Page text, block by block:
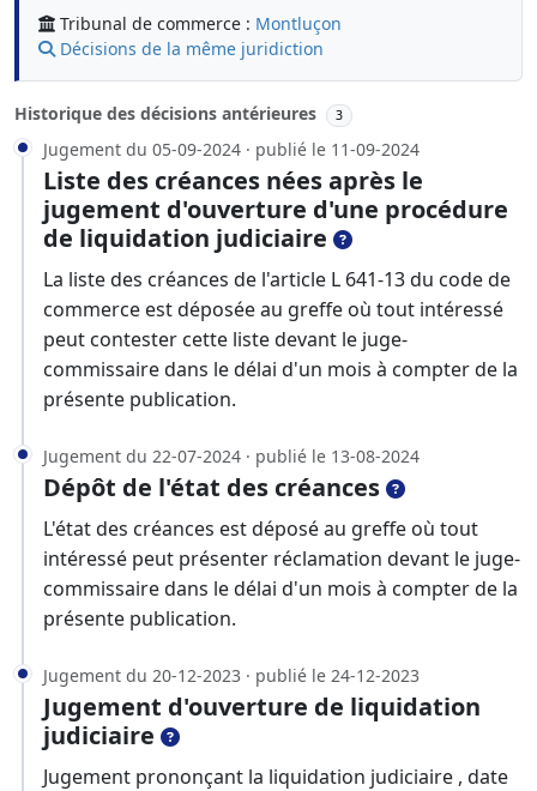
Tribunal de commerce : Montluçon
Décisions de la même juridiction
Historique des décisions antérieures 3
Jugement du 05-09-2024 · publié le 11-09-2024
Liste des créances nées après le
jugement d'ouverture d'une procédure
de liquidation judiciaire
La liste des créances de l'article L 641-13 du code de
commerce est déposée au greffe où tout intéressé
peut contester cette liste devant le juge-
commissaire dans le délai d'un mois à compter de la
présente publication.
Jugement du 22-07-2024 · publié le 13-08-2024
Dépôt de l'état des créances
L'état des créances est déposé au greffe où tout
intéressé peut présenter réclamation devant le juge-
commissaire dans le délai d'un mois à compter de la
présente publication.
Jugement du 20-12-2023 · publié le 24-12-2023
Jugement d'ouverture de liquidation
judiciaire
Jugement prononçant la liquidation judiciaire , date